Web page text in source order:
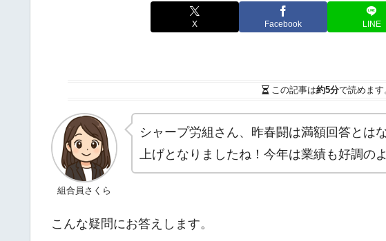
X Facebook LINE
この記事は約5分で読めます
組合員さくら
シャープ労組さん、昨春闘は満額回答とは
上げとなりましたね！今年は業績も好調の
こんな疑問にお答えします。